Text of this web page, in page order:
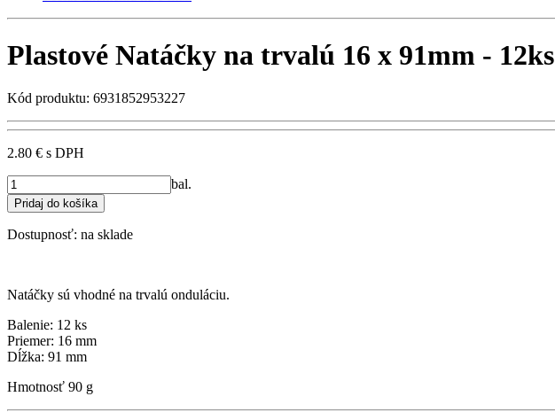
Plastové Natáčky na trvalú 16 x 91mm - 12ks
Kód produktu: 6931852953227
2.80 € s DPH
bal.
Dostupnosť: na sklade
Natáčky sú vhodné na trvalú onduláciu.
Balenie: 12 ks
Priemer: 16 mm
Dĺžka: 91 mm
Hmotnosť 90 g